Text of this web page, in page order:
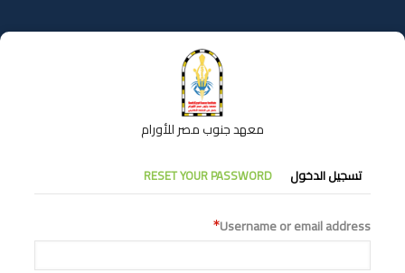
إلى
المحتوى
معهد جنوب مصر للأورام
التبويبات
الأساسية
تسجيل الدخول RESET YOUR PASSWORD
Username or email address